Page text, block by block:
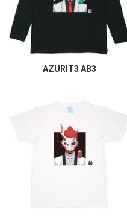
AZURIT3 AB3